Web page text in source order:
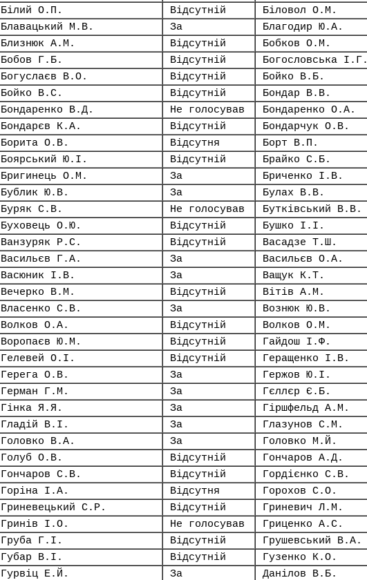
Білий О.П.
Відсутній Біловол О.М.
Блавацький М.В.
За Благодир Ю.А.
Близнюк А.М.
Відсутній Бобков О.М.
Бобов Г.Б.
Відсутній Богословська І.Г.
Богуслаєв В.О.
Відсутній Бойко В.Б.
Бойко В.С.
Відсутній Бондар В.В.
Бондаренко В.Д.
Не голосував Бондаренко О.А.
Бондарєв К.А.
Відсутній Бондарчук О.В.
Борита О.В.
Відсутня Борт В.П.
Боярський Ю.І.
Відсутній Брайко С.Б.
Бригинець О.М.
За Бриченко І.В.
Бублик Ю.В.
За Булах В.В.
Буряк С.В.
Не голосував Бутківський В.В.
Буховець О.Ю.
Відсутній Бушко І.І.
Ванзуряк Р.С.
Відсутній Васадзе Т.Ш.
Васильєв Г.А.
За Васильєв О.А.
Васюник І.В.
За Ващук К.Т.
Вечерко В.М.
Відсутній Вітів А.М.
Власенко С.В.
За Вознюк Ю.В.
Волков О.А.
Відсутній Волков О.М.
Воропаєв Ю.М.
Відсутній Гайдош І.Ф.
Гелевей О.І.
Відсутній Геращенко І.В.
Герега О.В.
За Гержов Ю.І.
Герман Г.М.
За Гєллєр Є.Б.
Гінка Я.Я.
За Гіршфельд А.М.
Гладій В.І.
За Глазунов С.М.
Головко В.А.
За Головко М.Й.
Голуб О.В.
Відсутній Гончаров А.Д.
Гончаров С.В.
Відсутній Гордієнко С.В.
Горіна І.А.
Відсутня Горохов С.О.
Гриневецький С.Р.
Відсутній Гриневич Л.М.
Гринів І.О.
Не голосував Гриценко А.С.
Груба Г.І.
Відсутній Грушевський В.А.
Губар В.І.
Відсутній Гузенко К.О.
Гурвіц Е.Й.
За Данілов В.Б.